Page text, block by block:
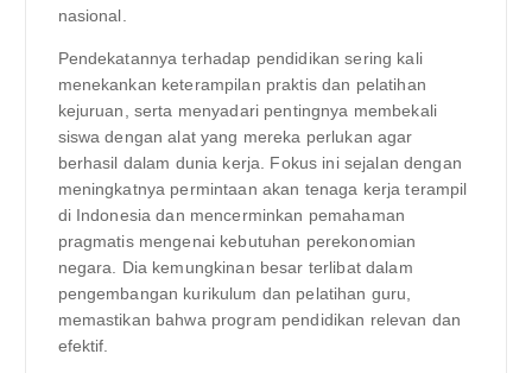
nasional.
Pendekatannya terhadap pendidikan sering kali
menekankan keterampilan praktis dan pelatihan
kejuruan, serta menyadari pentingnya membekali
siswa dengan alat yang mereka perlukan agar
berhasil dalam dunia kerja. Fokus ini sejalan dengan
meningkatnya permintaan akan tenaga kerja terampil
di Indonesia dan mencerminkan pemahaman
pragmatis mengenai kebutuhan perekonomian
negara. Dia kemungkinan besar terlibat dalam
pengembangan kurikulum dan pelatihan guru,
memastikan bahwa program pendidikan relevan dan
efektif.